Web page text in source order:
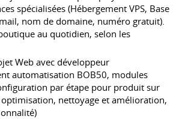
spécialisées (Hébergement VPS, Base
nom de domaine, numéro gratuit).
au quotidien, selon les
Web avec développeur
automatisation BOB50, modules
par étape pour produit sur
nettoyage et amélioration,